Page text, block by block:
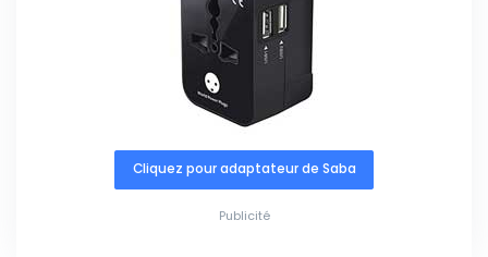
Cliquez pour adaptateur de Saba
Publicité